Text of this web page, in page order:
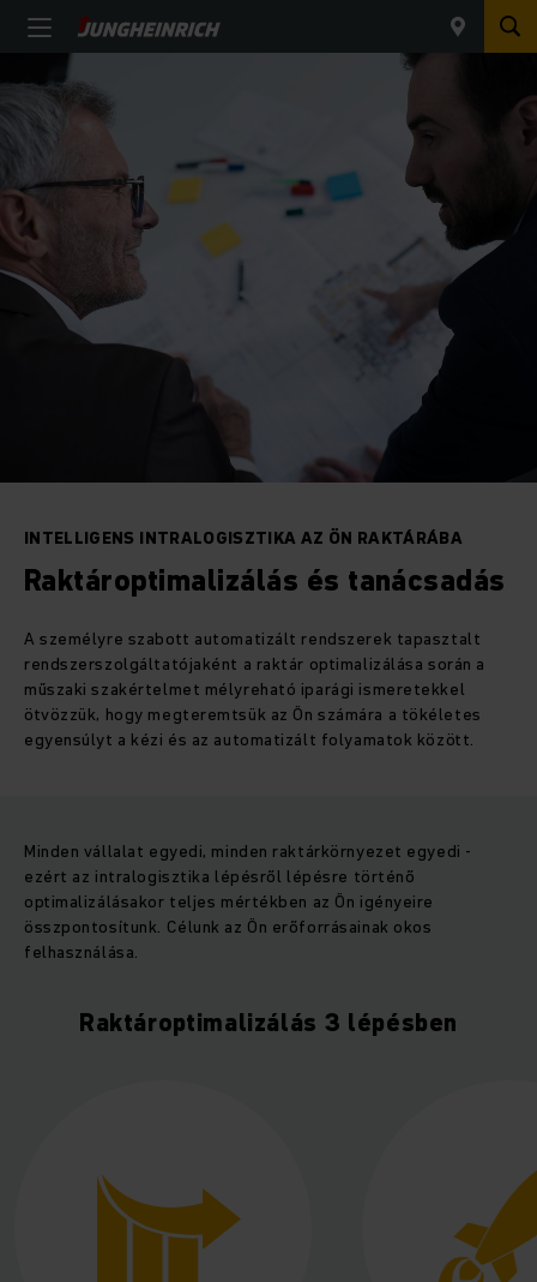
INTELLIGENS INTRALOGISZTIKA AZ ÖN RAKTÁRÁBA
Raktároptimalizálás és tanácsadás
A személyre szabott automatizált rendszerek tapasztalt
rendszerszolgáltatójaként a raktár optimalizálása során a
műszaki szakértelmet mélyreható iparági ismeretekkel
ötvözzük, hogy megteremtsük az Ön számára a tökéletes
egyensúlyt a kézi és az automatizált folyamatok között.
Minden vállalat egyedi, minden raktárkörnyezet egyedi -
ezért az intralogisztika lépésről lépésre történő
optimalizálásakor teljes mértékben az Ön igényeire
összpontosítunk. Célunk az Ön erőforrásainak okos
felhasználása.
Raktároptimalizálás 3 lépésben